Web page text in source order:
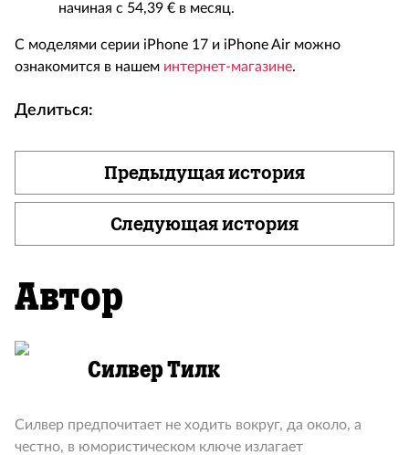
начиная с 54,39 € в месяц.
С моделями серии iPhone 17 и iPhoneAir можно
ознакомится в нашем интернет-магазине.
Делиться:
Предыдущая история
Следующая история
Автор
Силвер Тилк
Силвер предпочитает не ходить вокруг, да около, а
честно, в юмористическом ключе излагает